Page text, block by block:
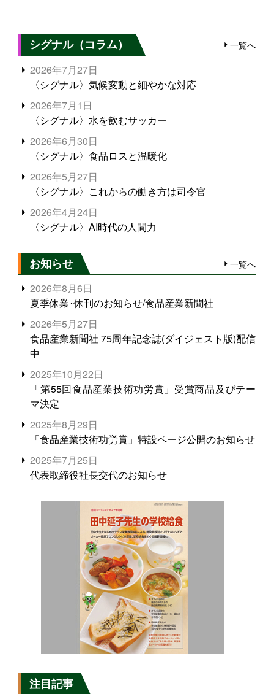
シグナル（コラム） 一覧へ
2026年7月27日
〈シグナル〉気候変動と細やかな対応
2026年7月1日
〈シグナル〉水を飲むサッカー
2026年6月30日
〈シグナル〉食品ロスと温暖化
2026年5月27日
〈シグナル〉これからの働き方は司令官
2026年4月24日
〈シグナル〉AI時代の人間力
お知らせ 一覧へ
2026年8月6日
夏季休業･休刊のお知らせ/食品産業新聞社
2026年5月27日
食品産業新聞社 75周年記念誌(ダイジェスト版)配信
中
2025年10月22日
「第55回食品産業技術功労賞」受賞商品及びテー
マ決定
2025年8月29日
「食品産業技術功労賞」特設ページ公開のお知らせ
2025年7月25日
代表取締役社長交代のお知らせ
注目記事